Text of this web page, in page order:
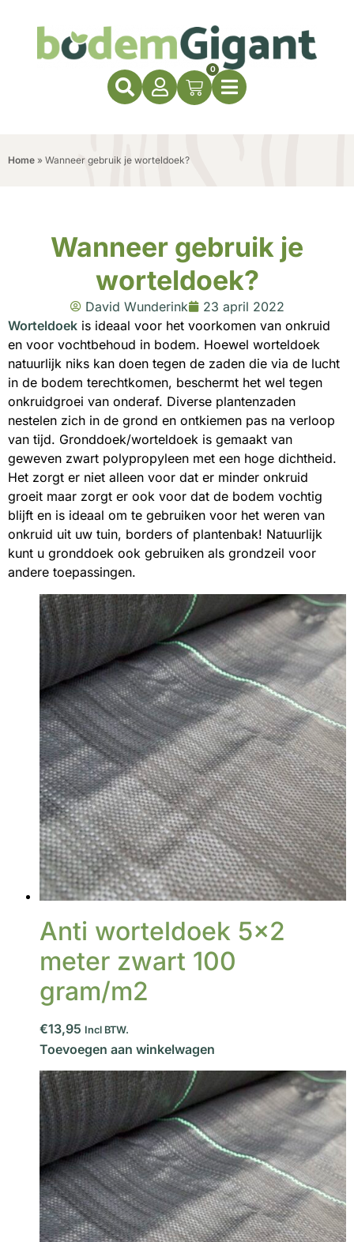
0
Home » Wanneer gebruik je worteldoek?
Wanneer gebruik je
worteldoek?
David Wunderink
23 april 2022
Worteldoek is ideaal voor het voorkomen van onkruid
en voor vochtbehoud in bodem. Hoewel worteldoek
natuurlijk niks kan doen tegen de zaden die via de lucht
in de bodem terechtkomen, beschermt het wel tegen
onkruidgroei van onderaf. Diverse plantenzaden
nestelen zich in de grond en ontkiemen pas na verloop
van tijd. Gronddoek/worteldoek is gemaakt van
geweven zwart polypropyleen met een hoge dichtheid.
Het zorgt er niet alleen voor dat er minder onkruid
groeit maar zorgt er ook voor dat de bodem vochtig
blijft en is ideaal om te gebruiken voor het weren van
onkruid uit uw tuin, borders of plantenbak! Natuurlijk
kunt u gronddoek ook gebruiken als grondzeil voor
andere toepassingen.
Anti worteldoek 5×2
meter zwart 100
gram/m2
€13,95 Incl BTW.
Toevoegen aan winkelwagen